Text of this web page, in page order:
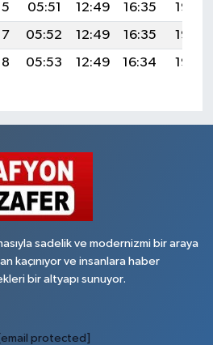
05:51 12:49 16:35
19:38
05:52 12:49 16:35
19:37
05:53 12:49 16:34 19:35
sadelik ve modernizmi bir araya
kaçınıyor ve insanlara haber
bir altyapı sunuyor.
[email protected]